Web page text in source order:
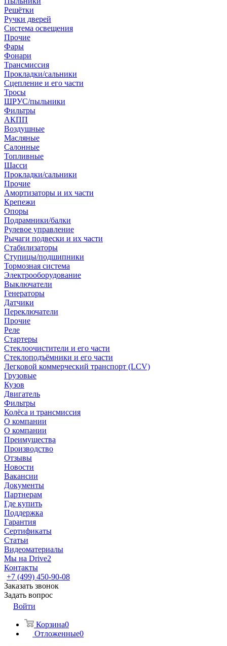
Решётки
Ручки дверей
Система освещения
Прочие
Фары
Фонари
Трансмиссия
Прокладки/сальники
Сцепление и его части
Тросы
ШРУС/пыльники
Фильтры
АКПП
Воздушные
Масляные
Салонные
Топливные
Шасси
Прокладки/сальники
Прочие
Амортизаторы и их части
Крепежи
Опоры
Подрамники/балки
Рулевое управление
Рычаги подвески и их части
Стабилизаторы
Ступицы/подшипники
Тормозная система
Электрооборудование
Выключатели
Генераторы
Датчики
Переключатели
Прочие
Реле
Стартеры
Стеклоочистители и его части
Стеклоподъёмники и его части
Легковой коммерческий транспорт (LCV)
Грузовые
Кузов
Двигатель
Фильтры
Колёса и трансмиссия
О компании
О компании
Преимущества
Производство
Отзывы
Новости
Вакансии
Документы
Партнерам
Где купить
Поддержка
Гарантия
Сертификаты
Статьи
Видеоматериалы
Мы на Drive2
Контакты
+7 (499) 450-90-08
Заказать звонок
Задать вопрос
Войти
Корзина0
Отложенные0